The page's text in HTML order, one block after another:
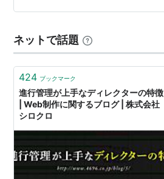
プラチナ
ミカルゲ♀ Lv.58(74)
ロズレイド♀ Lv.58(74)
トゲキッス♀ Lv.60(76)
ミロカロス♀ Lv.58(74)
ガブリアス♀ Lv.62(78)
ネットで話題
424 ブックマーク
進行管理が上手なディレクターの特徴
| Web制作に関するブログ | 株式会社
シロクロ